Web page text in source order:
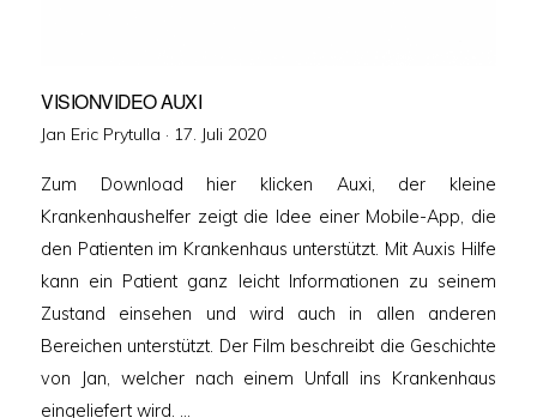
VISIONVIDEO AUXI
Jan Eric Prytulla · Veröffentlicht
17. Juli 2020
Zum Download hier klicken Auxi, der kleine
Krankenhaushelfer zeigt die Idee einer Mobile-App, die
den Patienten im Krankenhaus unterstützt. Mit Auxis Hilfe
kann ein Patient ganz leicht Informationen zu seinem
Zustand einsehen und wird auch in allen anderen
Bereichen unterstützt. Der Film beschreibt die Geschichte
von Jan, welcher nach einem Unfall ins Krankenhaus
eingeliefert wird. …